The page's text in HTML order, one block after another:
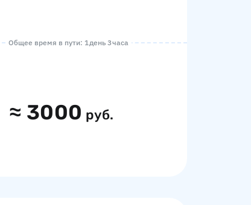
Общее время в пути: 1 день 3 часа
≈ 3000 руб.